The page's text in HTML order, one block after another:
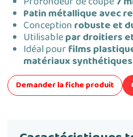
Patin métallique avec
Conception robuste et
Utilisablepar droitiers
Idéal pourfilms
matériaux synthétiques
Demander la fiche produit